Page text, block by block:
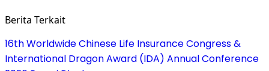
Berita Terkait
16th Worldwide Chinese Life Insurance Congress &
International Dragon Award (IDA) Annual Conference